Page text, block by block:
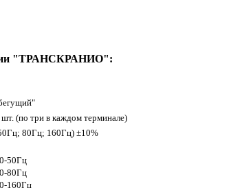
"ТРАНСКРАНИО":
(по три в каждом терминале)
80Гц; 160Гц) ±10%
50Гц
80Гц
160Гц